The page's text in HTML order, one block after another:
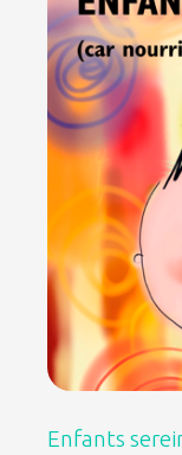
Enfants